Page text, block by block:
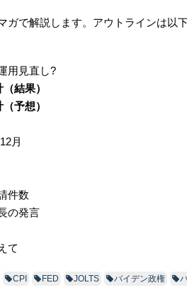
で解説します。アウトラインは以下
用見直し?
結果）
予想）
月
件数
の発言
て
CPI FED JOLTS バイデン政権